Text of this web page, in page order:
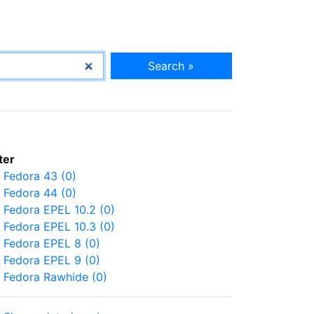
Search »
Fedora 43 (0)
Fedora 44 (0)
Fedora EPEL 10.2 (0)
Fedora EPEL 10.3 (0)
Fedora EPEL 8 (0)
Fedora EPEL 9 (0)
Fedora Rawhide (0)